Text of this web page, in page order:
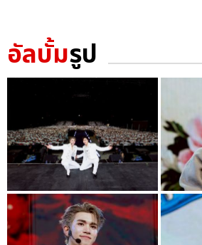
อัลบั้มรูป